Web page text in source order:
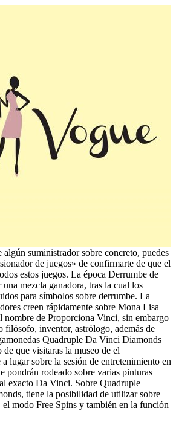
algún suministrador sobre concreto, puedes
de juegos» de confirmarte de que el
estos juegos. La época Derrumbe de
mezcla ganadora, tras la cual los
para símbolos sobre derrumbe. La
creen rápidamente sobre Mona Lisa
nombre de Proporciona Vinci, sin embargo
filósofo, inventor, astrólogo, además de
Quadruple Da Vinci Diamonds
de que visitaras la museo de el
lugar sobre la sesión de entretenimiento en
pondrán rodeado sobre varias pinturas
exacto Da Vinci. Sobre Quadruple
tiene la posibilidad de utilizar sobre
modo Free Spins y también en la función